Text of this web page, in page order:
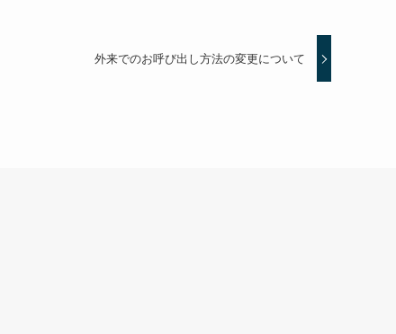
外来でのお呼び出し方法の変更について